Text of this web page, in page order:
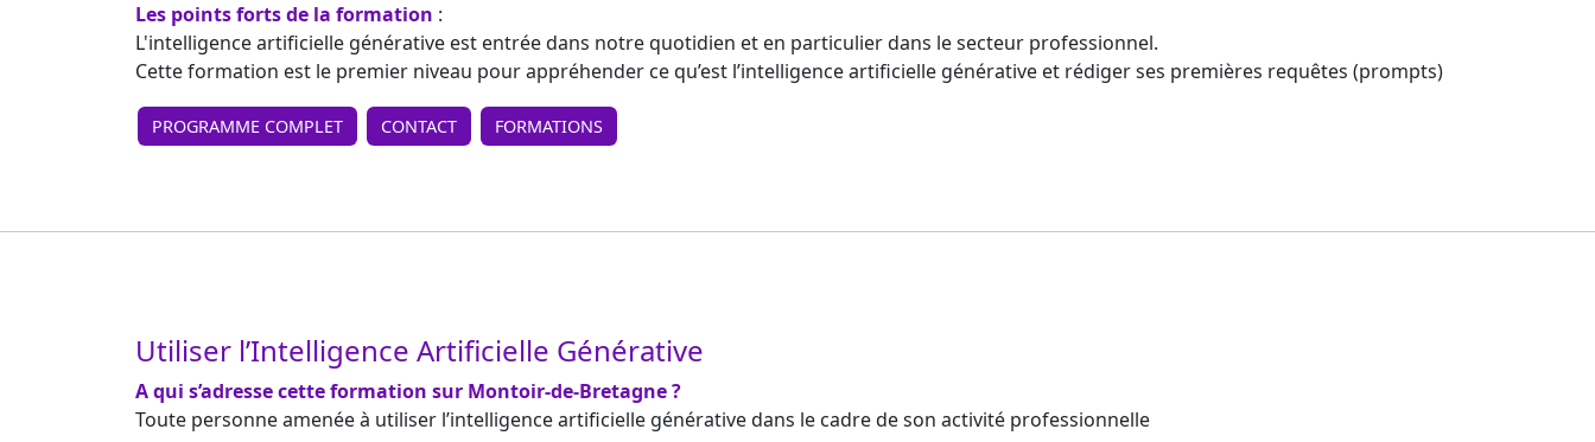
Les points forts de la formation :
L'intelligence artificielle générative est entrée dans notre quotidien et en particulier dans le secteur professionnel.
Cette formation est le premier niveau pour appréhender ce qu’est l’intelligence artificielle générative et rédiger ses premières requêtes (prompts)
PROGRAMME COMPLET CONTACT FORMATIONS
Utiliser l’Intelligence Artificielle Générative
A qui s’adresse cette formation sur Montoir-de-Bretagne ?
Toute personne amenée à utiliser l’intelligence artificielle générative dans le cadre de son activité professionnelle